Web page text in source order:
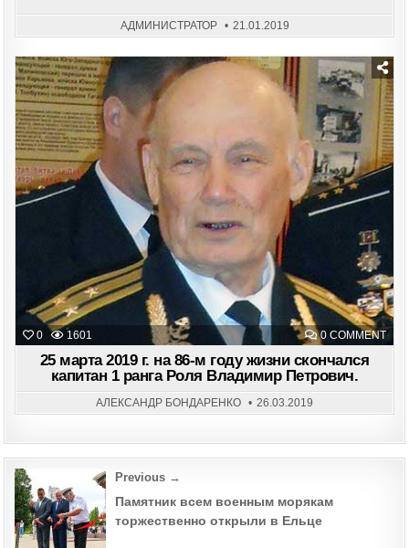
АДМИНИСТРАТОР 21.01.2019
0 1601 0 COMMENTON
25
25 марта 2019 г. на 86-м году жизни скончался
капитан 1 ранга Роля Владимир Петрович.
АЛЕКСАНДР БОНДАРЕНКО 26.03.2019
Post
navigation
Previous →
Памятник всем военным морякам
торжественно открыли в Ельце